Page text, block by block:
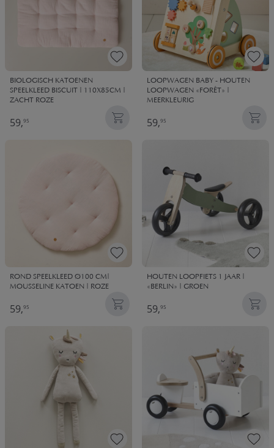
BIOLOGISCH KATOENEN
SPEELKLEED BISCUIT | 110X85CM |
ZACHT ROZE
59,95
LOOPWAGEN BABY - HOUTEN
LOOPWAGEN «FORÊT» |
MEERKLEURIG
59,95
ROND SPEELKLEED Ø100 CM|
MOUSSELINE KATOEN | ROZE
59,95
HOUTEN LOOPFIETS 1 JAAR |
«BERLIN» | GROEN
59,95